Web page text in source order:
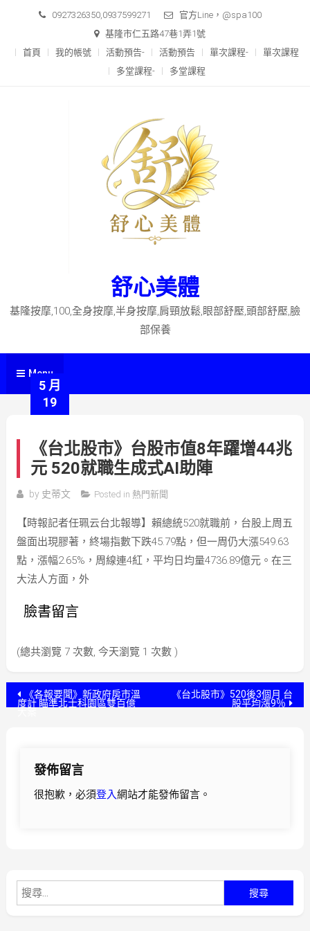
content
0927326350,0937599271
官方Line，@spa100
基隆市仁五路47巷1弄1號
首頁
我的帳號 活動預告- 活動預告 單次課程-
單次課程
多堂課程-
多堂課程
舒心美體
基隆按摩,100,全身按摩,半身按摩,肩頸放鬆,眼部舒壓,頭部舒壓,臉
部保養
Menu
5 月
19
《台北股市》台股市值8年躍增44兆
元 520就職生成式AI助陣
by 史蒂文 Posted in 熱門新聞
【時報記者任珮云台北報導】賴總統520就職前，台股上周五
盤面出現膠著，終場指數下跌45.79點，但一周仍大漲549.63
點，漲幅2.65%，周線連4紅，平均日均量4736.89億元。在三
大法人方面，外
臉書留言
(總共瀏覽 7 次數, 今天瀏覽 1 次數 )
文 《各報要聞》新政府房市溫
度計 瞄準北士科園區雙百億
《台北股市》520後3個月 台
股平均漲9％
發佈留言
很抱歉，必須登入網站才能發佈留言。
尋